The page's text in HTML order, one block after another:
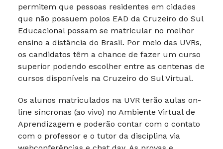
permitem que pessoas residentes em cidades
que não possuem polos EAD da Cruzeiro do Sul
Educacional possam se matricular no melhor
ensino a distância do Brasil. Por meio das UVRs,
os candidatos têm a chance de fazer um curso
superior podendo escolher entre as centenas de
cursos disponíveis na Cruzeiro do Sul Virtual.
Os alunos matriculados na UVR terão aulas on-
line síncronas (ao vivo) no Ambiente Virtual de
Aprendizagem e poderão contar com o contato
com o professor e o tutor da disciplina via